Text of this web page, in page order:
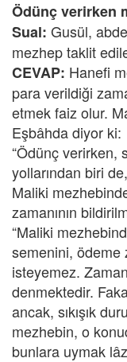
Ödünç verirken
Sual: Gusül,
mezhep taklit
CEVAP: Hanefi
para verildiği
etmek faiz olur.
Eşbâhda diyor ki:
“Ödünç verirken,
yollarından biri
Maliki
zamanının
“Maliki
semenini, ödeme
isteyemez.
denmektedir.
ancak, sıkışık
mezhebin, o
bunlara uymak